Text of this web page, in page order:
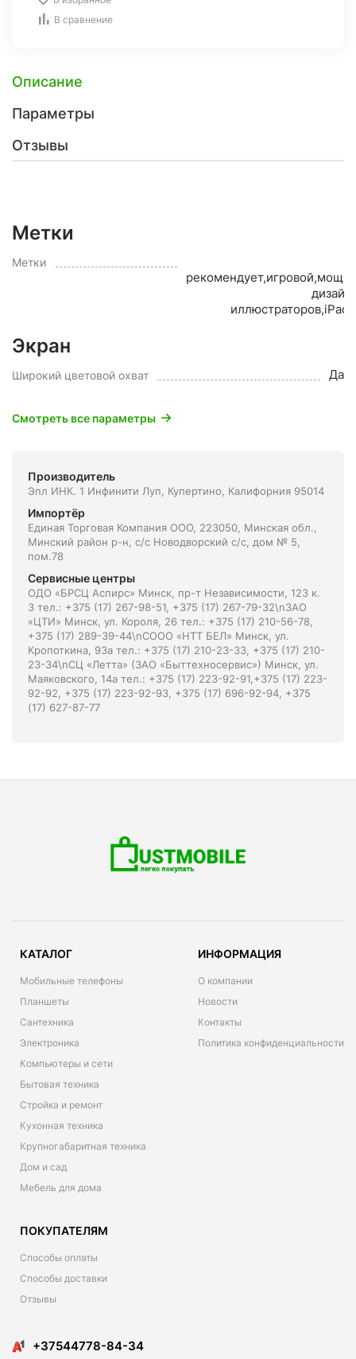
В сравнение
Описание
Параметры
Отзывы
Метки
Метки
Экран
Широкий цветовой охват Да
Смотреть все параметры
Производитель
Эпл ИНК. 1 Инфинити Луп, Купертино, Калифорния 95014
Импортёр
Единая Торговая Компания ООО, 223050, Минская обл.,
Минский район р-н, с/с Новодворский с/с, дом № 5,
пом.78
Сервисные центры
ОДО «БРСЦ Аспирс» Минск, пр-т Независимости, 123 к.
3 тел.: +375 (17) 267-98-51, +375 (17) 267-79-32\nЗАО
«ЦТИ» Минск, ул. Короля, 26 тел.: +375 (17) 210-56-78,
+375 (17) 289-39-44\nСООО «НТТ БЕЛ» Минск, ул.
Кропоткина, 93а тел.: +375 (17) 210-23-33, +375 (17) 210-
23-34\nСЦ «Летта» (ЗАО «Быттехносервис») Минск, ул.
Маяковского, 14а тел.: +375 (17) 223-92-91,+375 (17) 223-
92-92, +375 (17) 223-92-93, +375 (17) 696-92-94, +375
(17) 627-87-77
КАТАЛОГ
Мобильные телефоны
Планшеты
Сантехника
Электроника
Компьютеры и сети
Бытовая техника
Стройка и ремонт
Кухонная техника
Крупногабаритная техника
Дом и сад
Мебель для дома
ИНФОРМАЦИЯ
О компании
Новости
Контакты
Политика конфиденциальности
ПОКУПАТЕЛЯМ
Способы оплаты
Способы доставки
Отзывы
+37544778-84-34